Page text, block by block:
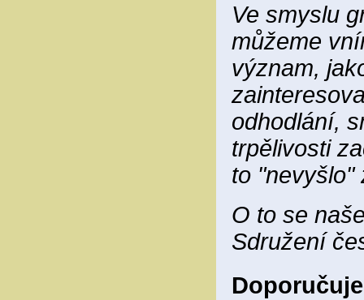
Ve smyslu
můžeme
význam,
odhodlání,
trpělivosti
to "nevyšlo"
O to se
Sdružení